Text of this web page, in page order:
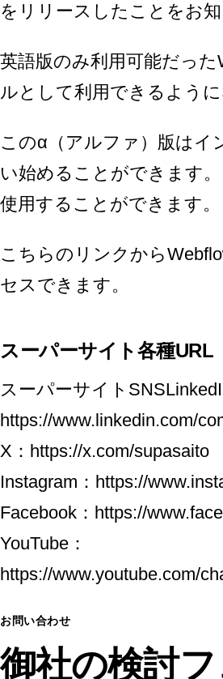
をリリースしたことをお知
英語版のみ利用可能だっ
ルとして利用できるように
このα（アルファ）版はイ
い始めることができます
使用することができます。
こちらのリンクから
セスできます。
スーパーサイト各種URL
スーパーサイト
https://www.linkedin.com/
X： https://x.com/supasaito
Instagram： https://
Facebook： https://
YouTube：
https://www.youtube.com/
お問い合わせ
御社の検討フ